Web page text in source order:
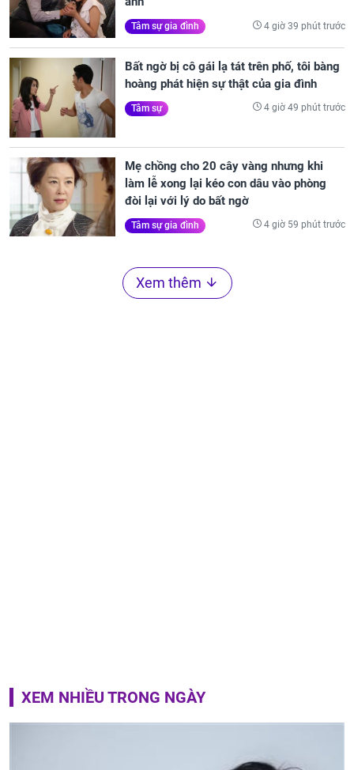
Tâm sự gia đình 4 giờ 39 phút trước
Bất ngờ bị cô gái lạ tát trên phố, tôi bàng
hoàng phát hiện sự thật của gia đình
Tâm sự 4 giờ 49 phút trước
Mẹ chồng cho 20 cây vàng nhưng khi
làm lễ xong lại kéo con dâu vào phòng
đòi lại với lý do bất ngờ
Tâm sự gia đình 4 giờ 59 phút trước
Xem thêm
XEM NHIỀU TRONG NGÀY